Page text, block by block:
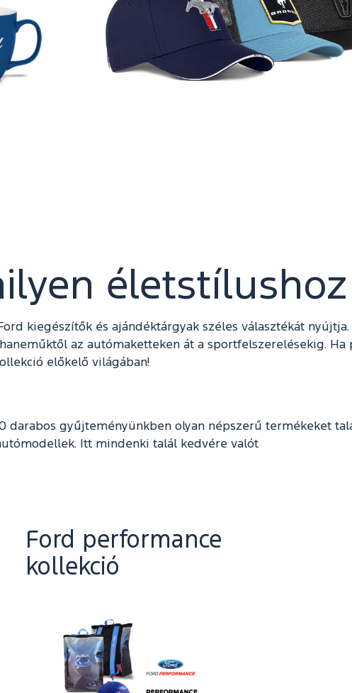
életstílushoz
kiegészítők és ajándéktárgyak széles választékát
az autómaketteken át a sportfelszerelésekig. Ha
előkelő világában!
darabos gyűjteményünkben olyan népszerű termékeket
Itt mindenki talál kedvére valót
Ford performance
kollekció